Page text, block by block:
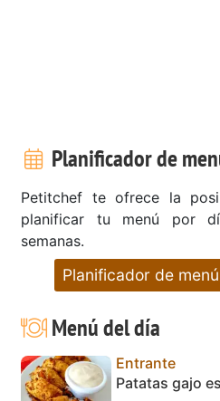
Planificador de
Petitchef te ofrece la
planificar tu menú por
semanas.
Planificador de
Menú del día
Entrante
Patatas gajo